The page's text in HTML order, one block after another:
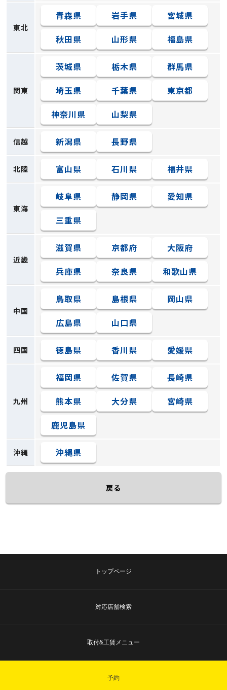
東北
青森県 岩手県
宮城県
秋田県
山形県 福島県
関東
茨城県 栃木県
群馬県
埼玉県
千葉県
東京都
神奈川県
山梨県
信越 新潟県 長野県
北陸 富山県 石川県 福井県
東海
岐阜県 静岡県
愛知県
三重県
近畿
滋賀県 京都府
大阪府
兵庫県
奈良県 和歌山県
中国
鳥取県 島根県
岡山県
広島県
山口県
四国 徳島県 香川県 愛媛県
九州
福岡県 佐賀県
長崎県
熊本県
大分県
宮崎県
鹿児島県
沖縄 沖縄県
戻る
トップページ
対応店舗検索
取付&工賃メニュー
予約